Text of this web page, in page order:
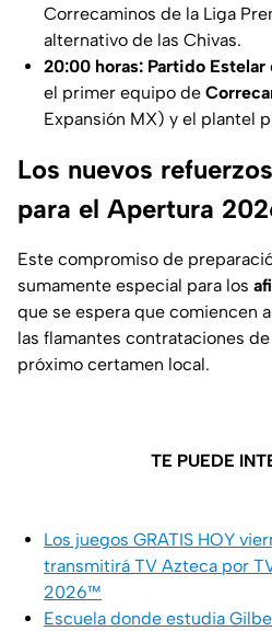
Correcaminos de la Liga
alternativo de las Chivas.
20:00 horas: Partido Estelar
el primer equipo de
Expansión MX) y el plantel
Los nuevos
para el Apertura
Este compromiso de
sumamente especial para los
que se espera que comiencen
las flamantes contrataciones
próximo certamen local.
TE PUEDE
Los juegos GRATIS HOY
transmitirá TV Azteca por
2026™
Escuela donde estudia